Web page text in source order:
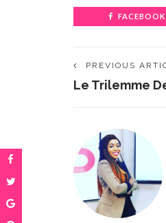
FACEBOOK
PREVIOUS
Le Trilemme